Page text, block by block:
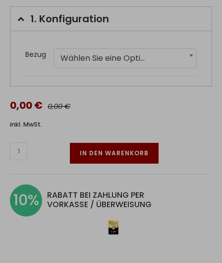
1. Konfiguration
Bezug Wählen Sie eine Option
0,00 € 0,00 €
inkl. MwSt.
IN DEN WARENKORB
10%
RABATT BEI ZAHLUNG PER
VORKASSE / ÜBERWEISUNG